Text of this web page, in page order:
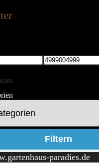
Filtern
paradies.de